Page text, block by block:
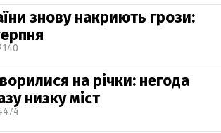
знову накриють грози:
на річки: негода
низку міст